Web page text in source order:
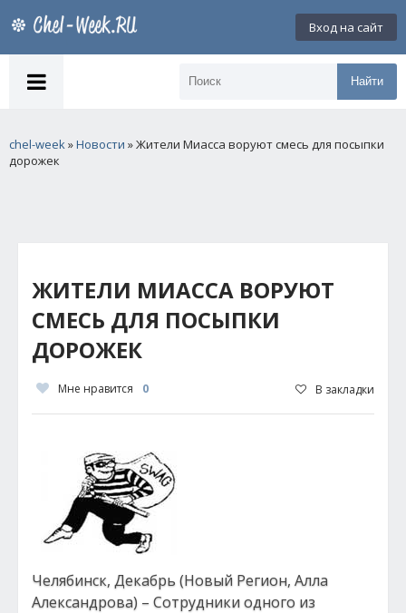
Вход на сайт
Найти
chel-week»Новости » Жители Миасса воруют смесь для посыпки
дорожек
ЖИТЕЛИ МИАССА ВОРУЮТ
СМЕСЬ ДЛЯ ПОСЫПКИ
ДОРОЖЕК
Мне нравится 0 В закладки
Челябинск, Декабрь (Новый Регион, Алла
Александрова) – Сотрудники одного из